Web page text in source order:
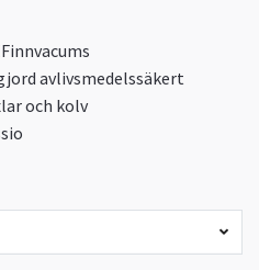
avlivsmedelssäkert
och kolv